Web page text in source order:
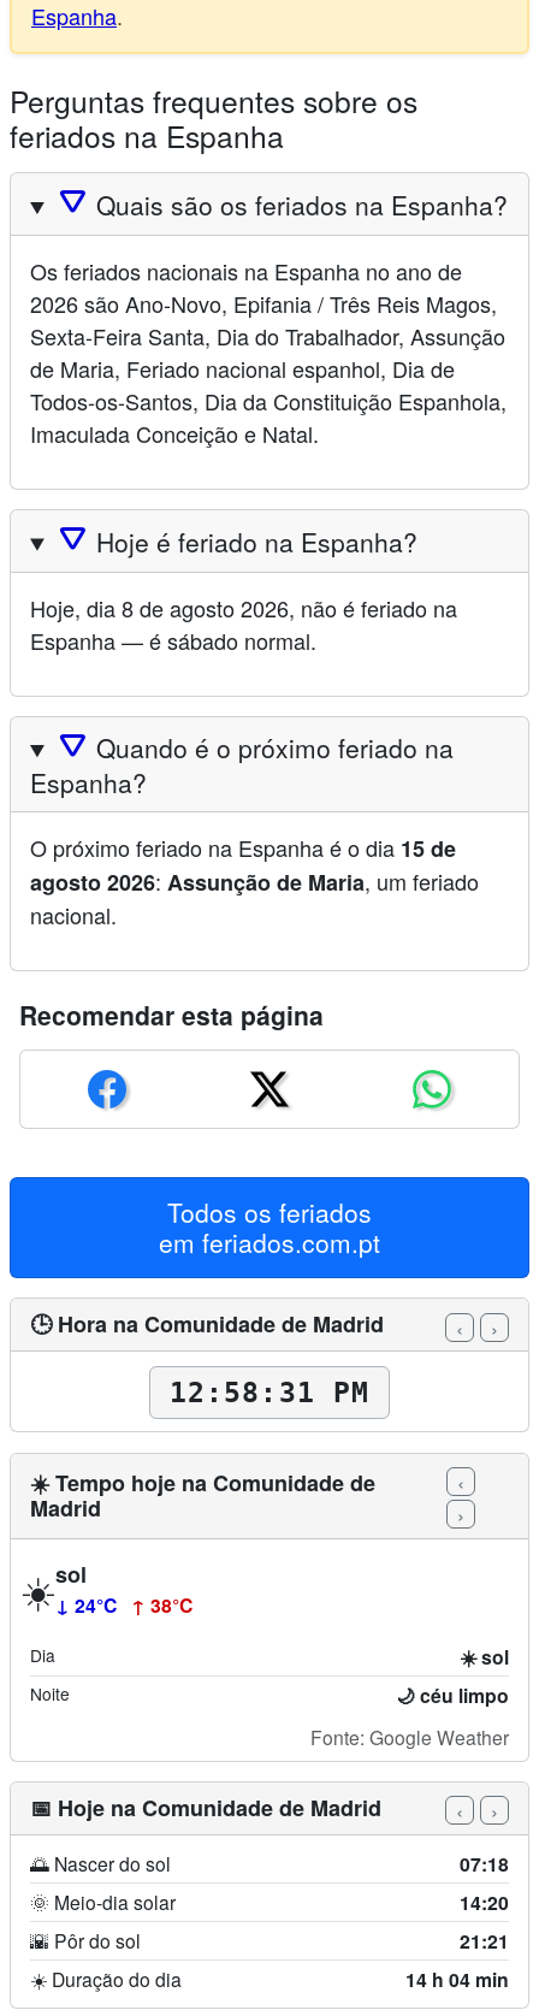
Espanha.
Perguntas frequentes sobre os
feriados na Espanha
🛆 Quais são os feriados na Espanha?
Os feriados nacionais na Espanha no ano de
2026 são Ano-Novo, Epifania / Três Reis Magos,
Sexta-Feira Santa, Dia do Trabalhador, Assunção
de Maria, Feriado nacional espanhol, Dia de
Todos-os-Santos, Dia da Constituição Espanhola,
Imaculada Conceição e Natal.
🛆 Hoje é feriado na Espanha?
Hoje, dia 8 de agosto 2026, não é feriado na
Espanha — é sábado normal.
🛆 Quando é o próximo feriado na
Espanha?
O próximo feriado na Espanha é o dia 15 de
agosto 2026: Assunção de Maria, um feriado
nacional.
Recomendar esta página
Todos os feriados
em feriados.com.pt
🕒 Hora na Comunidade de Madrid ‹ ›
12:58:32 PM
☀️ Tempo hoje na Comunidade de
Madrid
‹
›
☀️sol
↓ 24°C ↑ 38°C
Dia ☀️ sol
Noite 🌙 céu limpo
Fonte: Google Weather
📅 Hoje na Comunidade de Madrid ‹ ›
🌅 Nascer do sol 07:18
🌞 Meio-dia solar 14:20
🌇 Pôr do sol 21:21
☀️ Duração do dia 14 h 04 min